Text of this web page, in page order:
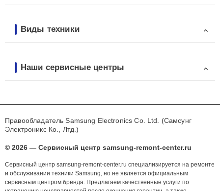
Виды техники
Наши сервисные центры
Правообладатель Samsung Electronics Co. Ltd. (Самсунг
Электроникс Ко., Лтд.)
© 2026 — Сервисный центр samsung-remont-center.ru
Сервисный центр samsung-remont-center.ru специализируется на ремонте
и обслуживании техники Samsung, но не является официальным
сервисным центром бренда. Предлагаем качественные услуги по